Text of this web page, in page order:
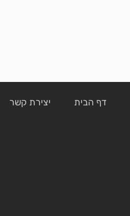
דף הבית יצירת קשר